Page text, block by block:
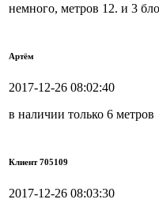
немного, метров 12. и 3
Артём
2017-12-26 08:02:40
в наличии только 6 метров
Клиент 705109
2017-12-26 08:03:30